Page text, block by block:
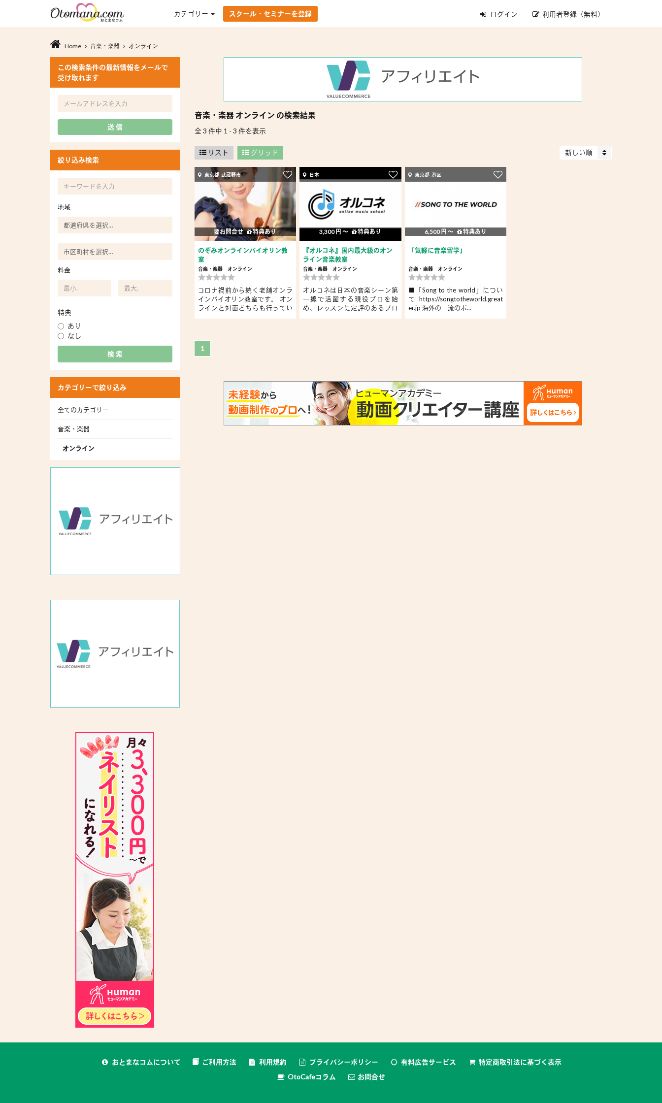
カテゴリー スクール・セミナーを登録 ログイン 利用者登録（無料）
Home 音楽・楽器 オンライン
この検索条件の最新情報をメールで
受け取れます
送 信
絞り込み検索
地域
料金
特典
あり
なし
検 索
カテゴリーで絞り込み
全てのカテゴリー
音楽・楽器
オンライン
音楽・楽器 オンライン の検索結果
全 3 件中 1 - 3 件を表示
リスト グリッド 新しい順
東京都 武蔵野市
要お問合せ 特典あり
のぞみオンラインバイオリン教
室
音楽・楽器 オンライン
コロナ禍前から続く老舗オンラ
インバイオリン教室です。 オン
ラインと対面どちらも行ってい
日本
3,300 円 〜 特典あり
『オルコネ』国内最大級のオン
ライン音楽教室
音楽・楽器 オンライン
オルコネは日本の音楽シーン第
一線で活躍する現役プロを始
め、レッスンに定評のあるプロ
東京都 港区
6,500 円 〜 特典あり
「気軽に音楽留学」
音楽・楽器 オンライン
■「Song to the world」につい
て https://songtotheworld.great
er.jp 海外の一流のボ...
1
おとまなコムについて ご利用方法 利用規約 プライバシーポリシー 有料広告サービス
特定商取引法に基づく表示
OtoCafeコラム
お問合せ